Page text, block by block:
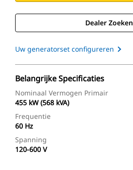
Dealer Zoeken
Uw generatorset configureren
Belangrijke Specificaties
Nominaal Vermogen Primair
455 kW (568 kVA)
Frequentie
60 Hz
Spanning
120-600 V